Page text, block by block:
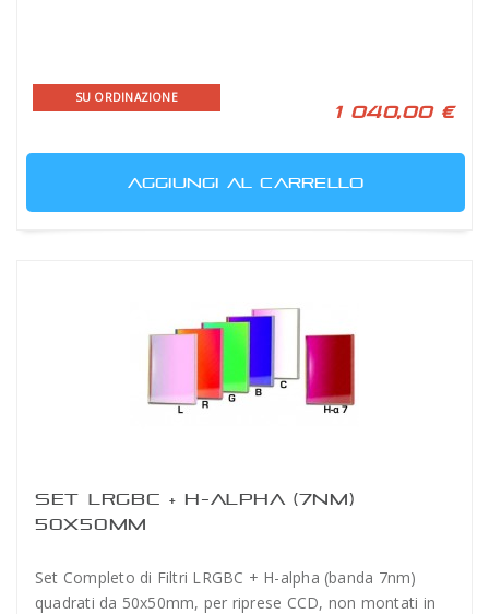
SU ORDINAZIONE
1 040,00 €
AGGIUNGI AL CARRELLO
SET LRGBC + H-ALPHA (7NM)
50X50MM
Set Completo di Filtri LRGBC + H-alpha (banda 7nm)
quadrati da 50x50mm, per riprese CCD, non montati in